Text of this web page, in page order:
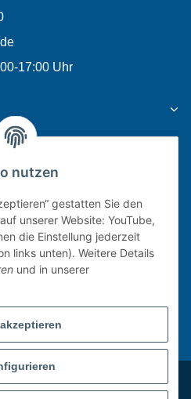
17:00 Uhr
Anmeldung
Angebote oder
USt., ggf. zzgl.Versandkosten.
nutzen
gestatten Sie den
unserer Website: YouTube,
die Einstellung jederzeit
links unten). Weitere Details
und in unserer